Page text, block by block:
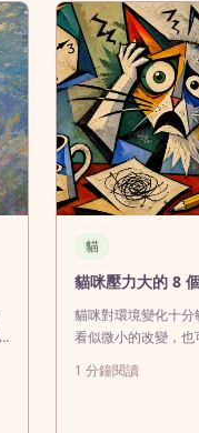
貓
貓咪壓力大的 8
貓咪對環境變化十分
看似微小的改變，也
行為，還可能進一步
1 分鐘閱讀